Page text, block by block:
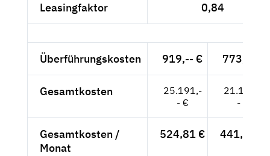
Leasingfaktor 0,84
Überführungskosten 919,-- € 773,-- €
Gesamtkosten
25.191,-
- €
21.174,-
- €
Gesamtkosten /
Monat
524,81 € 441,13 €